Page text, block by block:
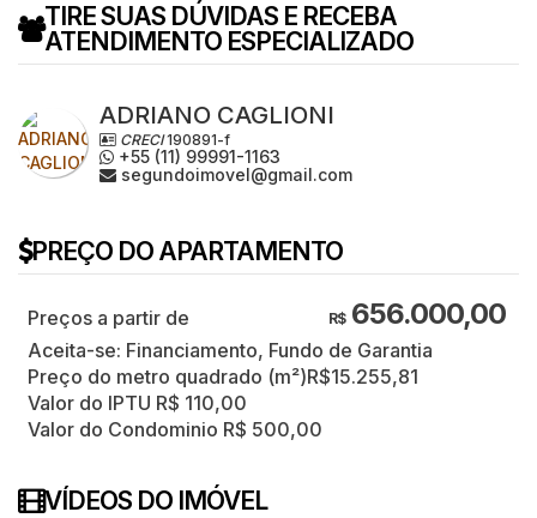
TIRE SUAS DÚVIDAS E RECEBA
ATENDIMENTO ESPECIALIZADO
ADRIANO CAGLIONI
CRECI190891-f
+55 (11) 99991-1163
segundoimovel@gmail.com
PREÇO DO APARTAMENTO
R$656.000,00
Aceita-se: Financiamento, Fundo de Garantia
Preço do metro quadrado (m²)R$15.255,81
Valor do IPTU R$ 110,00
Valor do Condominio R$ 500,00
VÍDEOS DO IMÓVEL